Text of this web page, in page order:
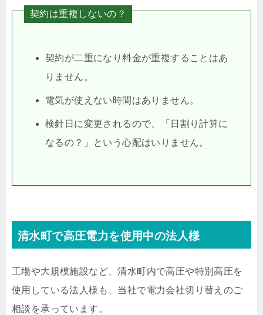
契約は重複しないの？
契約が二重になり料金が重複することはあ
りません。
電気が使えない時間はありません。
検針日に変更されるので、「日割り計算に
なるの？」という心配はいりません。
清水町で高圧電力を使用中の法人様
工場や大規模施設など、清水町内で高圧や特別高圧を
使用している法人様も、当社で電力会社切り替えのご
相談を承っています。